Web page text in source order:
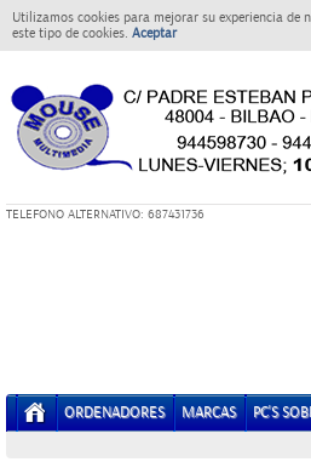
Utilizamos cookies para mejorar su experiencia
este tipo de cookies. Aceptar
TELEFONO ALTERNATIVO: 687431736
ORDENADORES MARCAS PC'S